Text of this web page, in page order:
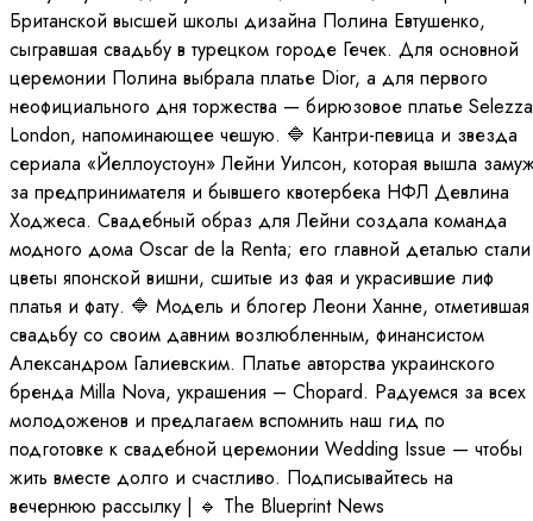
Британской высшей школы дизайна Полина Евтушенко,
сыгравшая свадьбу в турецком городе Гечек. Для основной
церемонии Полина выбрала платье Dior, а для первого
неофициального дня торжества — бирюзовое платье Selezza
London, напоминающее чешую. 🔷 Кантри-певица и звезда
сериала «Йеллоустоун» Лейни Уилсон, которая вышла
за предпринимателя и бывшего квотербека НФЛ Девлина
Ходжеса. Свадебный образ для Лейни создала команда
модного дома Oscar de la Renta; его главной деталью стали
цветы японской вишни, сшитые из фая и украсившие лиф
платья и фату. 🔷 Модель и блогер Леони Ханне, отметившая
свадьбу со своим давним возлюбленным, финансистом
Александром Галиевским. Платье авторства украинского
бренда Milla Nova, украшения – Chopard. Радуемся за всех
молодоженов и предлагаем вспомнить наш гид по
подготовке к свадебной церемонии Wedding Issue — чтобы
жить вместе долго и счастливо. Подписывайтесь на
вечернюю рассылку | 🔹 The Blueprint News